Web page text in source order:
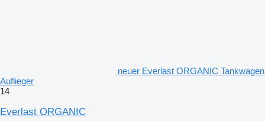
neuer Everlast ORGANIC Tankwagen
Auflieger
14
Everlast ORGANIC